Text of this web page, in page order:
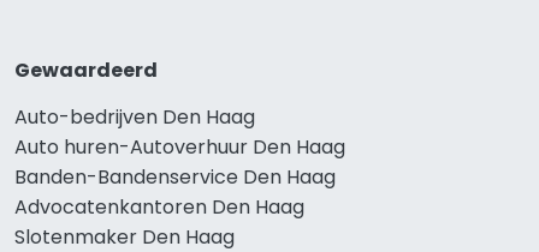
Gewaardeerd
Auto-bedrijven Den Haag
Auto huren-Autoverhuur Den Haag
Banden-Bandenservice Den Haag
Advocatenkantoren Den Haag
Slotenmaker Den Haag